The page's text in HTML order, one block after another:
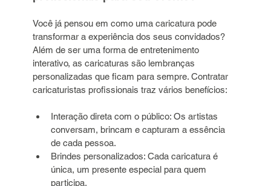
Você já pensou em como uma caricatura pode
transformar a experiência dos seus convidados?
Além de ser uma forma de entretenimento
interativo, as caricaturas são lembranças
personalizadas que ficam para sempre. Contratar
caricaturistas profissionais traz vários benefícios:
Interação direta com o público: Os artistas
conversam, brincam e capturam a essência
de cada pessoa.
Brindes personalizados: Cada caricatura é
única, um presente especial para quem
participa.